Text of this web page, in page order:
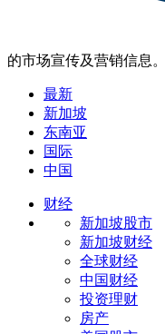
的市场宣传及营销信息。
最新
新加坡
东南亚
国际
中国
财经
新加坡股市
新加坡财经
全球财经
中国财经
投资理财
房产